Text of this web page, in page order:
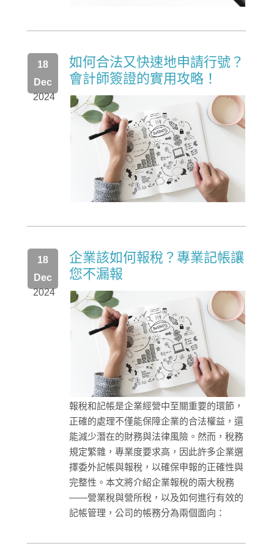
2024
18
Dec
如何合法又快速地申請行號？
會計師簽證的實用攻略！
2024
18
Dec
企業該如何報稅？專業記帳讓
您不漏報
報稅和記帳是企業經營中至關重要的環節，
正確的處理不僅能保障企業的合法權益，還
能減少潛在的財務與法律風險。然而，稅務
規定繁雜，專業度要求高，因此許多企業選
擇委外記帳與報稅，以確保申報的正確性與
完整性。本文將介紹企業報稅的兩大稅務
——營業稅與營所稅，以及如何進行有效的
記帳管理，公司的帳務分為兩個面向：